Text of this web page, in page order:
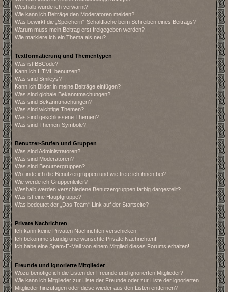
Weshalb wurde ich verwarnt?
Wie kann ich Beiträge den Moderatoren melden?
Was bewirkt die „Speichern“-Schaltfläche beim Schreiben eines Beitrags?
Warum muss mein Beitrag erst freigegeben werden?
Wie markiere ich ein Thema als neu?
Textformatierung und Thementypen
Was ist BBCode?
Kann ich HTML benutzen?
Was sind Smileys?
Kann ich Bilder in meine Beiträge einfügen?
Was sind globale Bekanntmachungen?
Was sind Bekanntmachungen?
Was sind wichtige Themen?
Was sind geschlossene Themen?
Was sind Themen-Symbole?
Benutzer-Stufen und Gruppen
Was sind Administratoren?
Was sind Moderatoren?
Was sind Benutzergruppen?
Wo finde ich die Benutzergruppen und wie trete ich ihnen bei?
Wie werde ich Gruppenleiter?
Weshalb werden verschiedene Benutzergruppen farbig dargestellt?
Was ist eine Hauptgruppe?
Was bedeutet der „Das Team“-Link auf der Startseite?
Private Nachrichten
Ich kann keine Privaten Nachrichten verschicken!
Ich bekomme ständig unerwünschte Private Nachrichten!
Ich habe eine Spam-E-Mail von einem Mitglied dieses Forums erhalten!
Freunde und ignorierte Mitglieder
Wozu benötige ich die Listen der Freunde und ignorierten Mitglieder?
Wie kann ich Mitglieder zur Liste der Freunde oder zur Liste der ignorierten
Mitglieder hinzufügen oder diese wieder aus den Listen entfernen?